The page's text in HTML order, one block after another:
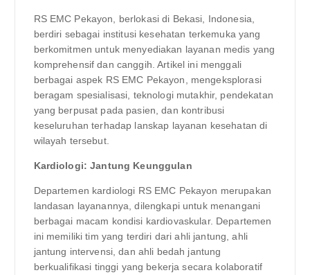
RS EMC Pekayon, berlokasi di Bekasi, Indonesia,
berdiri sebagai institusi kesehatan terkemuka yang
berkomitmen untuk menyediakan layanan medis yang
komprehensif dan canggih. Artikel ini menggali
berbagai aspek RS EMC Pekayon, mengeksplorasi
beragam spesialisasi, teknologi mutakhir, pendekatan
yang berpusat pada pasien, dan kontribusi
keseluruhan terhadap lanskap layanan kesehatan di
wilayah tersebut.
Kardiologi: Jantung Keunggulan
Departemen kardiologi RS EMC Pekayon merupakan
landasan layanannya, dilengkapi untuk menangani
berbagai macam kondisi kardiovaskular. Departemen
ini memiliki tim yang terdiri dari ahli jantung, ahli
jantung intervensi, dan ahli bedah jantung
berkualifikasi tinggi yang bekerja secara kolaboratif